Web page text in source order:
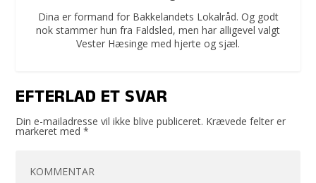
Dina er formand for Bakkelandets Lokalråd. Og godt
nok stammer hun fra Faldsled, men har alligevel valgt
Vester Hæsinge med hjerte og sjæl.
EFTERLAD ET SVAR
Din e-mailadresse vil ikke blive publiceret. Krævede felter er
markeret med*